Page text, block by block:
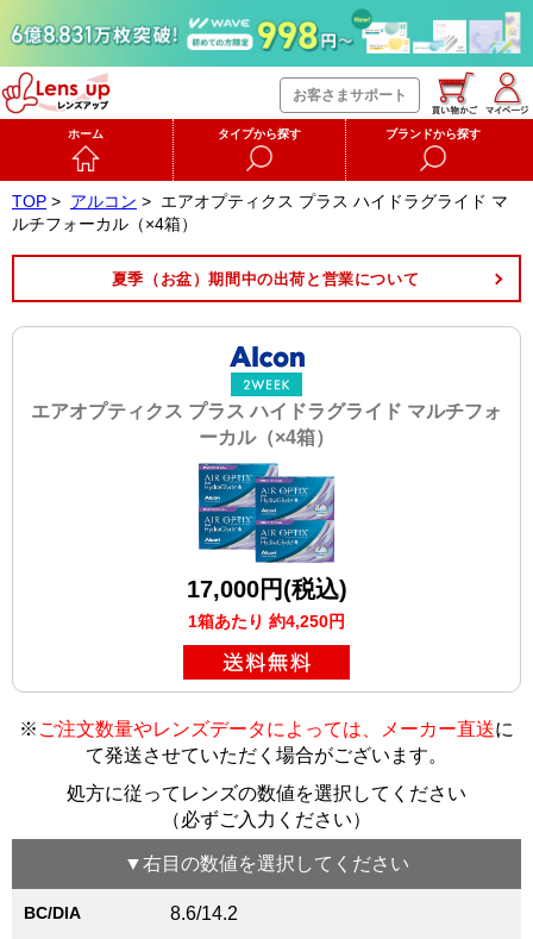
お客さまサポート
ホーム タイプから探す ブランドから探す
TOP > アルコン > エアオプティクス プラス ハイドラグライド マ
ルチフォーカル（×4箱）
夏季（お盆）期間中の出荷と営業について
エアオプティクス プラス ハイドラグライド マルチフォ
ーカル（×4箱）
17,000円(税込)
1箱あたり 約4,250円
※ ご注文数量やレンズデータによっては、メーカー直送に
て発送させていただく場合がございます。
処方に従ってレンズの数値を選択してください
（必ずご入力ください）
▼右目 の数値を選択してください
BC/DIA 8.6/14.2